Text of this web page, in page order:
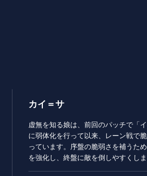
カイ＝サ
虚無を知る娘は、前回のパッチで「イ
に弱体化を行って以来、レーン戦で
っています。序盤の脆弱さを補うた
を強化し、終盤に敵を倒しやすくしま